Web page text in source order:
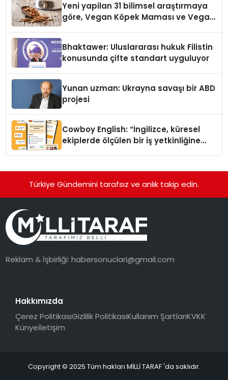
Yeni yapilan 31 bilimsel araştırmaya
göre, Vegan Köpek Maması ve Vegan
Bhaktawer: Uluslararası hukuk Filistin
konusunda çifte standart uyguluyor
Yunan uzman: Ukrayna savaşı bir ABD
projesi
Cowboy English: “İngilizce, küresel
ekiplerde ölçülen bir iş yetkinliğine
Türkiye Gündemini tarafsız ve anlık takip edin.
Reklam & İşbirliği:habersonuclari@gmail.com
Hakkımızda
Çerez PolitikasıGizlilik PolitikasıKullanım ŞartlarıKVKK
Künyeİletişim
Copyright © 2025 Tüm hakları MİLLİ TARAF 'da saklıdır.